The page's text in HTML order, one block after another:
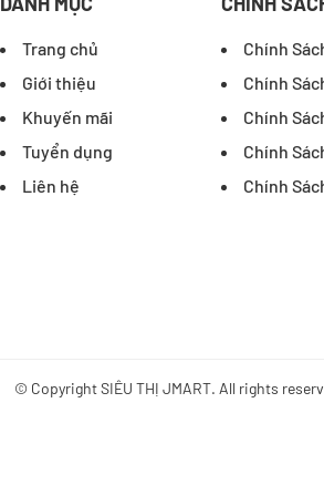
Trang chủ
Giới thiệu
Khuyến mãi
Tuyển dụng
Liên hệ
Chính
Chính
Chính
Chính
Chính
© CopyrightSIÊU THỊ JMART. All rights